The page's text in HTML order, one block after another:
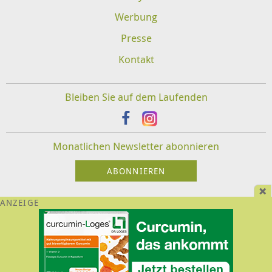
Werbung
Presse
Kontakt
Bleiben Sie auf dem Laufenden
Monatlichen Newsletter abonnieren
Impressum Datenschutz Disclaimer
Für Veranstalter und Therapeuten: